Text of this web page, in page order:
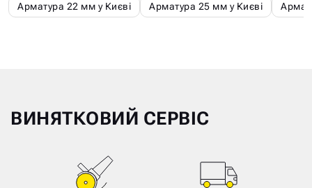
Арматура 22 мм у Києві Арматура 25 мм у Києві
ВИНЯТКОВИЙ СЕРВІС